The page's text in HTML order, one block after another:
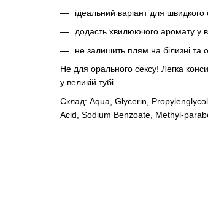
ідеальний варіант для швидкого
додасть хвилюючого аромату у
не залишить плям на білизні та
Не для орального сексу! Легка
у великій тубі.
Склад: Aqua, Glycerin,
Acid, Sodium Benzoate, Methyl-